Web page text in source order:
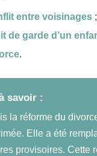
entre voisinages ;
de garde d’un
.
savoir :
la réforme du
Elle a été
provisoires. Cette